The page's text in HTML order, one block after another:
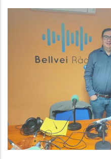
Baix Penedès
Maria Diu,
D'Ocupació,
I